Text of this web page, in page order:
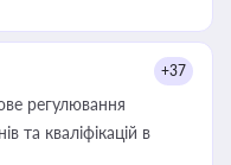
+37
регулювання
та кваліфікацій в